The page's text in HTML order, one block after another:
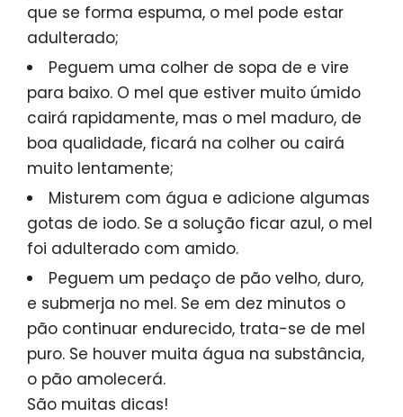
que se forma espuma, o mel pode estar
adulterado;
Peguem uma colher de sopa de e vire
para baixo. O mel que estiver muito úmido
cairá rapidamente, mas o mel maduro, de
boa qualidade, ficará na colher ou cairá
muito lentamente;
Misturem com água e adicione algumas
gotas de iodo. Se a solução ficar azul, o mel
foi adulterado com amido.
Peguem um pedaço de pão velho, duro,
e submerja no mel. Se em dez minutos o
pão continuar endurecido, trata-se de mel
puro. Se houver muita água na substância,
o pão amolecerá.
São muitas dicas!